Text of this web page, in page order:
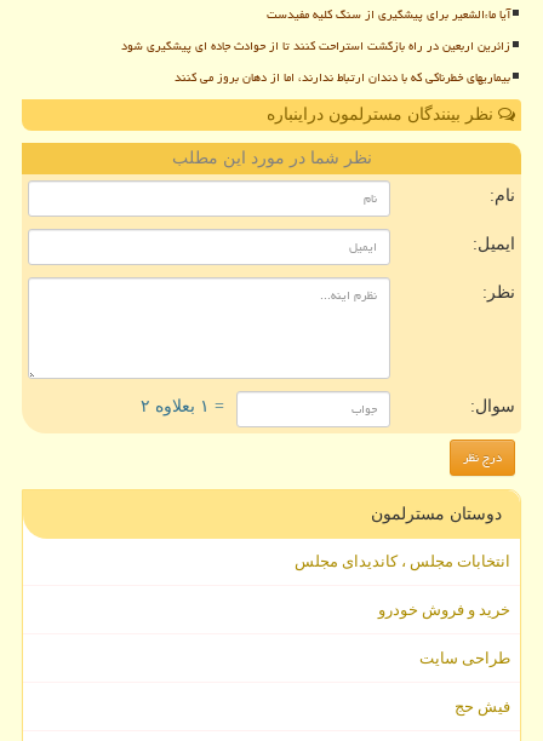
آیا ماءالشعیر برای پیشگیری از سنگ کلیه مفیدست
زائرین اربعین در راه بازگشت استراحت کنند تا از حوادث جاده ای پیشگیری شود
بیماریهای خطرناکی که با دندان ارتباط ندارند، اما از دهان بروز می کنند
نظر بینندگان مسترلمون دراینباره
نظر شما در مورد این مطلب
نام:
ایمیل:
نظر:
سوال: = ۱ بعلاوه ۲
دوستان مسترلمون
انتخابات مجلس ، کاندیدای مجلس
خرید و فروش خودرو
طراحی سایت
فیش حج